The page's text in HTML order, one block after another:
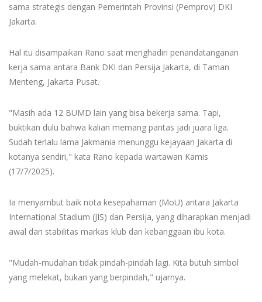
sama strategis dengan Pemerintah Provinsi (Pemprov) DKI
Jakarta.
Hal itu disampaikan Rano saat menghadiri penandatanganan
kerja sama antara Bank DKI dan Persija Jakarta, di Taman
Menteng, Jakarta Pusat.
"Masih ada 12 BUMD lain yang bisa bekerja sama. Tapi,
buktikan dulu bahwa kalian memang pantas jadi juara liga.
Sudah terlalu lama Jakmania menunggu kejayaan Jakarta di
kotanya sendiri," kata Rano kepada wartawan Kamis
(17/7/2025).
Ia menyambut baik nota kesepahaman (MoU) antara Jakarta
International Stadium (JIS) dan Persija, yang diharapkan menjadi
awal dari stabilitas markas klub dan kebanggaan ibu kota.
"Mudah-mudahan tidak pindah-pindah lagi. Kita butuh simbol
yang melekat, bukan yang berpindah," ujarnya.